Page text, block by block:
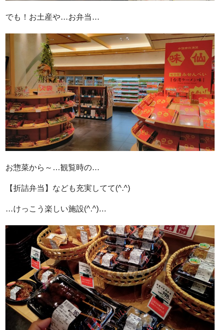
でも！お土産や…お弁当…
お惣菜から～…観覧時の…
【折詰弁当】なども充実してて(^.^)
…けっこう楽しい施設(^.^)…